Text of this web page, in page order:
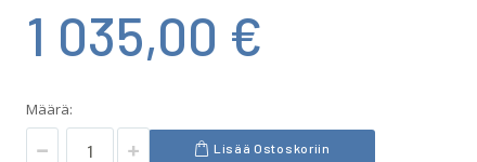
1 035,00 €
Määrä:
Lisää Ostoskoriin